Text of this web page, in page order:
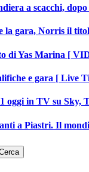
a scacchi,
la gara, Norris il
di Yas Marina [
e gara [ Live
oggi in TV su Sky,
a Piastri. Il